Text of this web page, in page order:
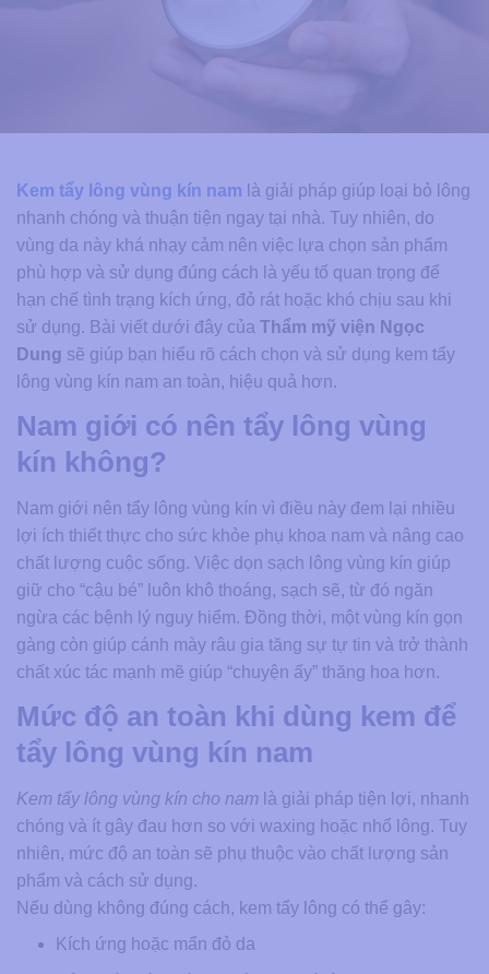
Kem tẩy lông vùng kín nam là giải pháp giúp loại bỏ lông
nhanh chóng và thuận tiện ngay tại nhà. Tuy nhiên, do
vùng da này khá nhạy cảm nên việc lựa chọn sản phẩm
phù hợp và sử dụng đúng cách là yếu tố quan trọng để
hạn chế tình trạng kích ứng, đỏ rát hoặc khó chịu sau khi
sử dụng. Bài viết dưới đây của Thẩm mỹ viện Ngọc
Dung sẽ giúp bạn hiểu rõ cách chọn và sử dụng kem tẩy
lông vùng kín nam an toàn, hiệu quả hơn.
Nam giới có nên tẩy lông vùng
kín không?
Nam giới nên tẩy lông vùng kín vì điều này đem lại nhiều
lợi ích thiết thực cho sức khỏe phụ khoa nam và nâng cao
chất lượng cuộc sống. Việc dọn sạch lông vùng kín giúp
giữ cho “cậu bé” luôn khô thoáng, sạch sẽ, từ đó ngăn
ngừa các bệnh lý nguy hiểm. Đồng thời, một vùng kín gọn
gàng còn giúp cánh mày râu gia tăng sự tự tin và trở thành
chất xúc tác mạnh mẽ giúp “chuyện ấy” thăng hoa hơn.
Mức độ an toàn khi dùng kem để
tẩy lông vùng kín nam
Kem tẩy lông vùng kín cho nam là giải pháp tiện lợi, nhanh
chóng và ít gây đau hơn so với waxing hoặc nhổ lông. Tuy
nhiên, mức độ an toàn sẽ phụ thuộc vào chất lượng sản
phẩm và cách sử dụng.
Nếu dùng không đúng cách, kem tẩy lông có thể gây:
Kích ứng hoặc mẩn đỏ da